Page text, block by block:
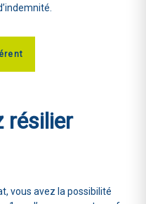
résilier
vous avez la possibilité